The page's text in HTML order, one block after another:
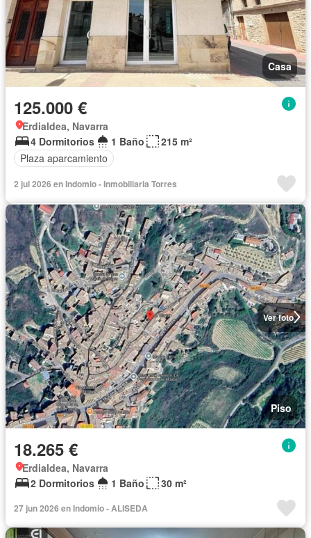
Casa
125.000 €
Erdialdea, Navarra
4 Dormitorios
1 Baño
215 m²
Plaza aparcamiento
2 jul 2026 en Indomio - Inmobiliaria Torres
Ver foto
Piso
18.265 €
Erdialdea, Navarra
2 Dormitorios
1 Baño 30 m²
27 jun 2026 en Indomio - ALISEDA